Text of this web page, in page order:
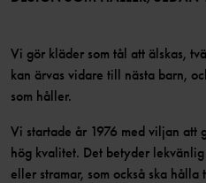
Vi gör kläder som tål att älskas,
kan ärvas vidare till nästa barn,
som håller.
Vi startade år 1976 med viljan att
hög kvalitet. Det betyder
eller stramar, som också ska